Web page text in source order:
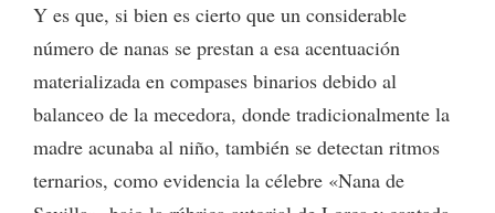
Y es que, si bien es cierto que un considerable
número de nanas se prestan a esa acentuación
materializada en compases binarios debido al
balanceo de la mecedora, donde tradicionalmente la
madre acunaba al niño, también se detectan ritmos
ternarios, como evidencia la célebre «Nana de